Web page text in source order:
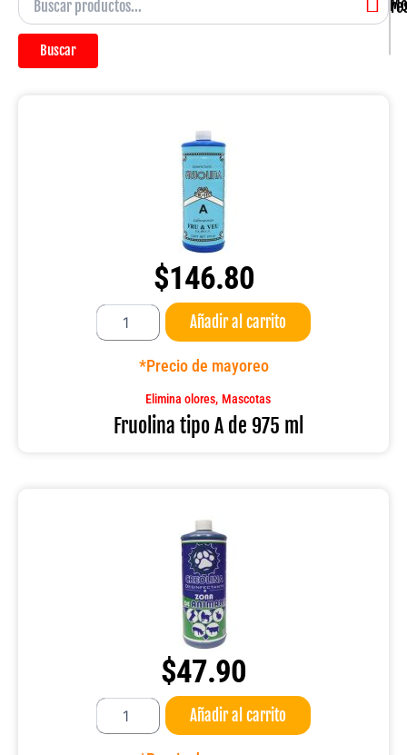
Buscar
$146.80
Fruolina
A
cantidad
Añadir al carrito
*Precio de mayoreo
Elimina olores, Mascotas
Fruolina tipo A de 975 ml
$47.90
Creolina
LT.
Añadir al carrito